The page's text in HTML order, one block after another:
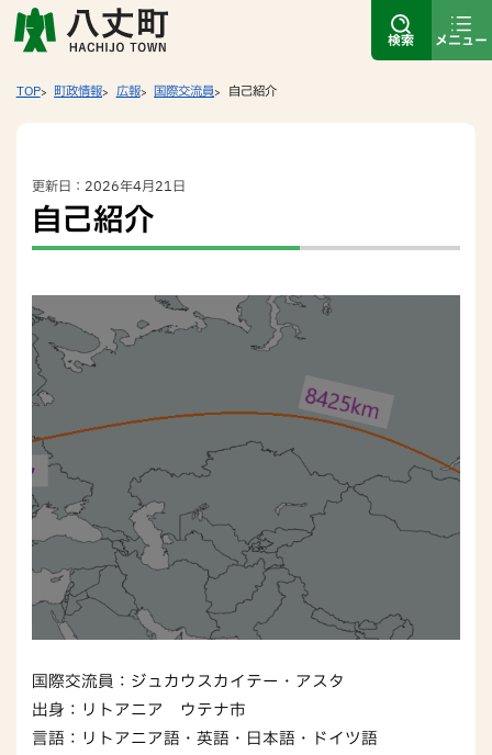
検索 メニュー
TOP 町政情報 広報 国際交流員 自己紹介
更新日：2026年4月21日
自己紹介
国際交流員：ジュカウスカイテー・アスタ
出身：リトアニア　ウテナ市
言語：リトアニア語・英語・日本語・ドイツ語